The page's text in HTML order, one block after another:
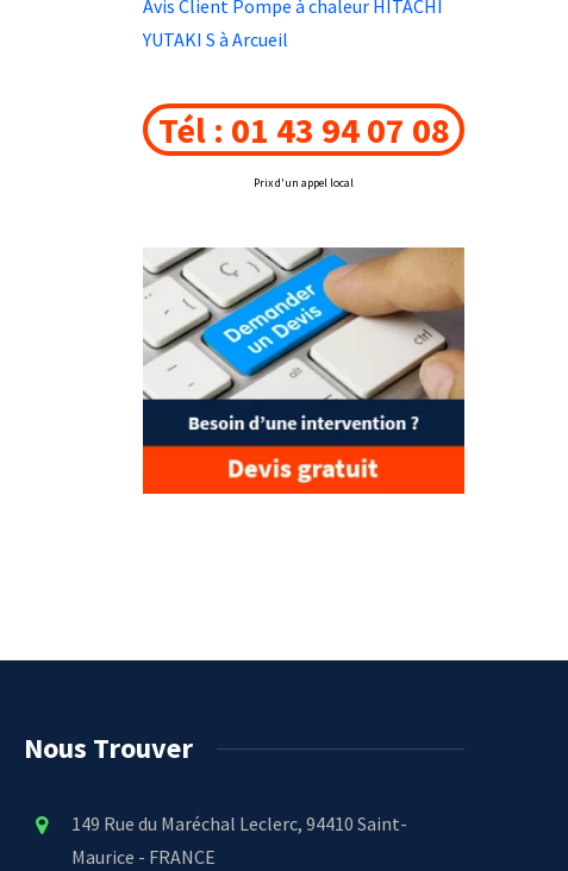
Avis Client Pompe à chaleur HITACHI
YUTAKI S à Arcueil
Tél : 01 43 94 07 08
Prix d'un appel local
Nous Trouver
149 Rue du Maréchal Leclerc, 94410 Saint-
Maurice - FRANCE